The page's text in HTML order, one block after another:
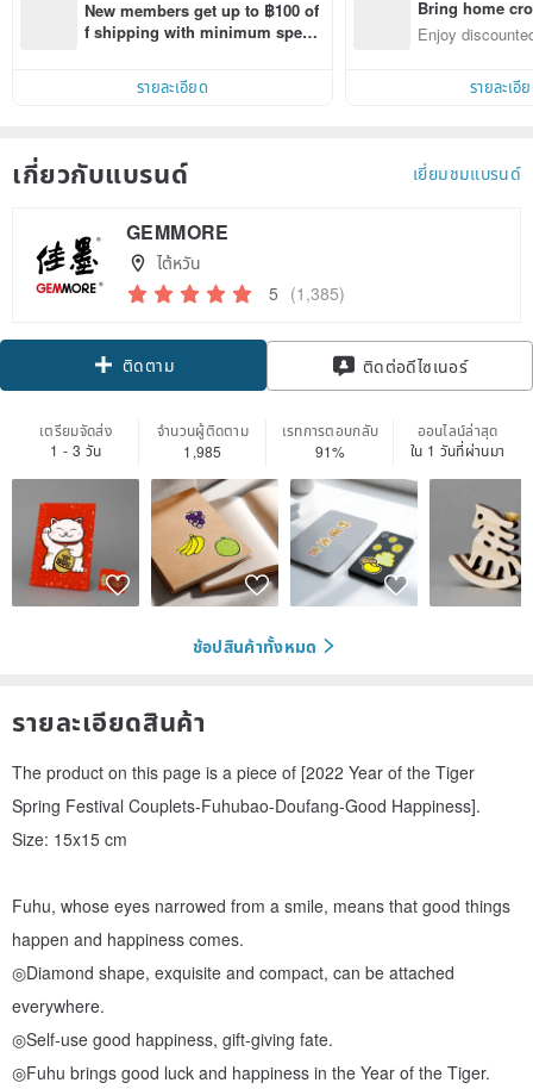
New members get up to ฿100 of
f shipping with minimum spen
within 7 days!
รายละเอียด
Bring home
n with ease
Enjoy
รายละเอี
เกี่ยวกับแบรนด์ เยี่ยมชมแบรนด์
GEMMORE
ไต้หวัน
5 (1,385)
ติดตาม ติดต่อดีไซเนอร์
เตรียมจัดส่ง
1 - 3 วัน
จำนวนผู้ติดตาม
1,985
เรทการตอบกลับ
91%
ออนไลน์ล่าสุด
ใน 1 วันที่ผ่านมา
ช้อปสินค้าทั้งหมด
รายละเอียดสินค้า
The product on this page is a piece of [2022 Year of the Tiger
Spring Festival Couplets-Fuhubao-Doufang-Good Happiness].
Size: 15x15 cm
Fuhu, whose eyes narrowed from a smile, means that good things
happen and happiness comes.
◎Diamond shape, exquisite and compact, can be attached
everywhere.
◎Self-use good happiness, gift-giving fate.
◎Fuhu brings good luck and happiness in the Year of the Tiger.